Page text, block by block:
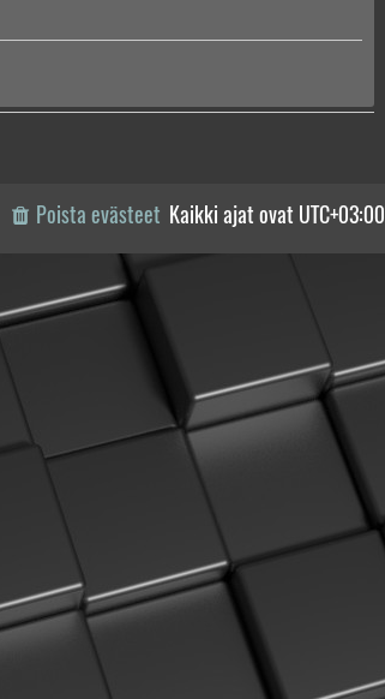
Kaikki ajat ovat UTC+03:00
Poista evästeet